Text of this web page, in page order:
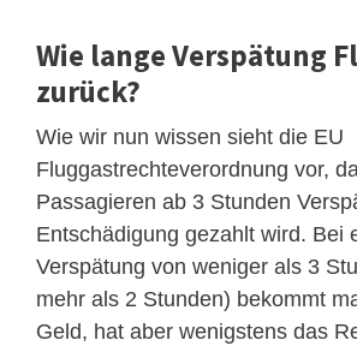
Wie lange Verspätung
zurück?
Wie wir nun wissen sieht die EU
Fluggastrechteverordnung vor,
Passagieren ab 3 Stunden
Entschädigung gezahlt wird. Bei
Verspätung von weniger als 3
mehr als 2 Stunden) bekommt
Geld, hat aber wenigstens das